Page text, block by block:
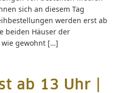
sich an diesem Tag
werden erst ab
beiden Häuser der
gewohnt […]
ab 13 Uhr |